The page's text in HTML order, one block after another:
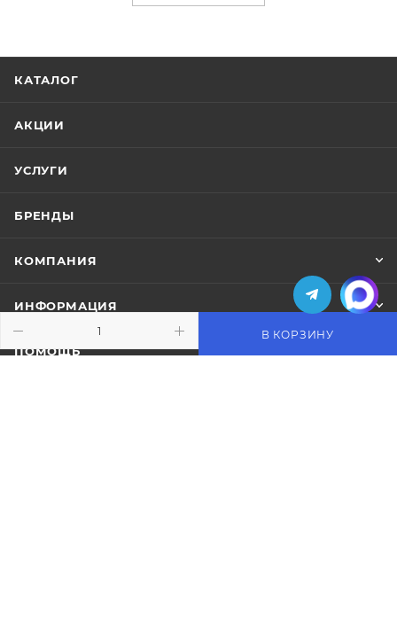
В КОРЗИНУ
КАТАЛОГ
АКЦИИ
УСЛУГИ
БРЕНДЫ
КОМПАНИЯ
ИНФОРМАЦИЯ
ПОМОЩЬ